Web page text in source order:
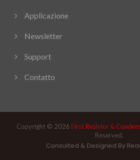
Applicazione
Newsletter
Support
Contatto
Copyright © 2026 First Resistor &
Reserved.
Consulted & Designed By